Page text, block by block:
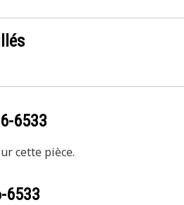
6533
cette pièce.
6533